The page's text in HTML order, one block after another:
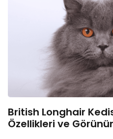
British Longhair
Özellikleri ve